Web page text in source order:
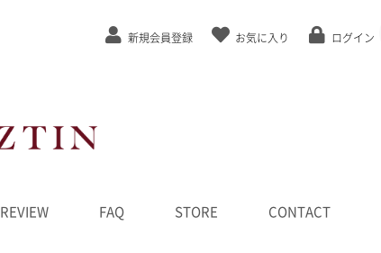
新規会員登録 お気に入り ログイン
REVIEW FAQ STORE CONTACT